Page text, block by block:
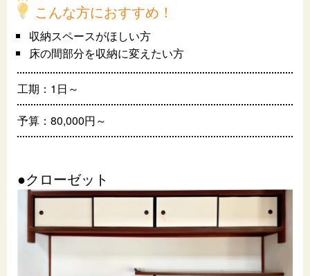
こんな方におすすめ！
収納スペースがほしい方
床の間部分を収納に変えたい方
工期：1日～
予算：80,000円～
●クローゼット